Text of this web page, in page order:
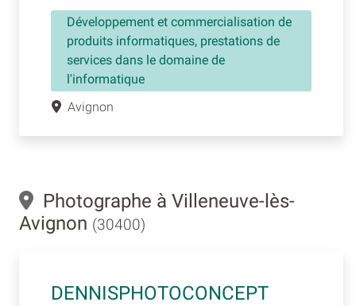
Développement et commercialisation de
produits informatiques, prestations de
services dans le domaine de
l'informatique
Avignon
Photographe à Villeneuve-lès-
Avignon (30400)
DENNISPHOTOCONCEPT